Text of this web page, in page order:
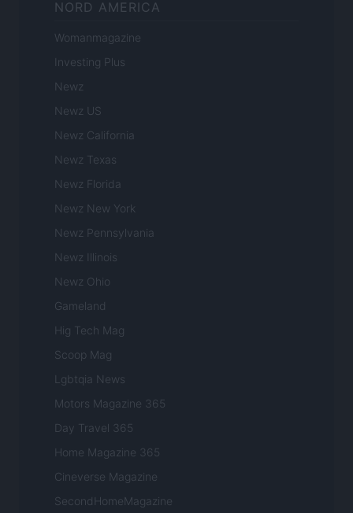
NORD AMERICA
Womanmagazine
Investing Plus
Newz
Newz US
Newz California
Newz Texas
Newz Florida
Newz New York
Newz Pennsylvania
Newz Illinois
Newz Ohio
Gameland
Hig Tech Mag
Scoop Mag
Lgbtqia News
Motors Magazine 365
Day Travel 365
Home Magazine 365
Cineverse Magazine
SecondHomeMagazine